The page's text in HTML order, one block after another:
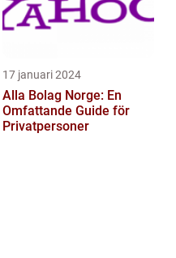
17 januari 2024
Alla Bolag Norge: En
Omfattande Guide för
Privatpersoner